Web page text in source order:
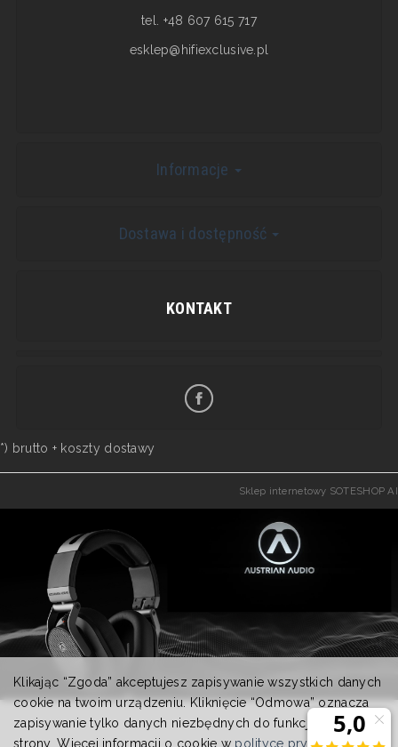
tel. +48 607 615 717
esklep@hifiexclusive.pl
Informacje
Dostawa i dostępność
KONTAKT
*) brutto + koszty dostawy
Sklep internetowy SOTESHOP AI
Klikając “Zgoda” akceptujesz zapisywanie wszystkich danych
cookie na twoim urządzeniu. Kliknięcie “Odmowa” oznacza
zapisywanie tylko danych niezbędnych do funkcjonowania
strony. Więcej informacji o cookie w polityce prywatności.